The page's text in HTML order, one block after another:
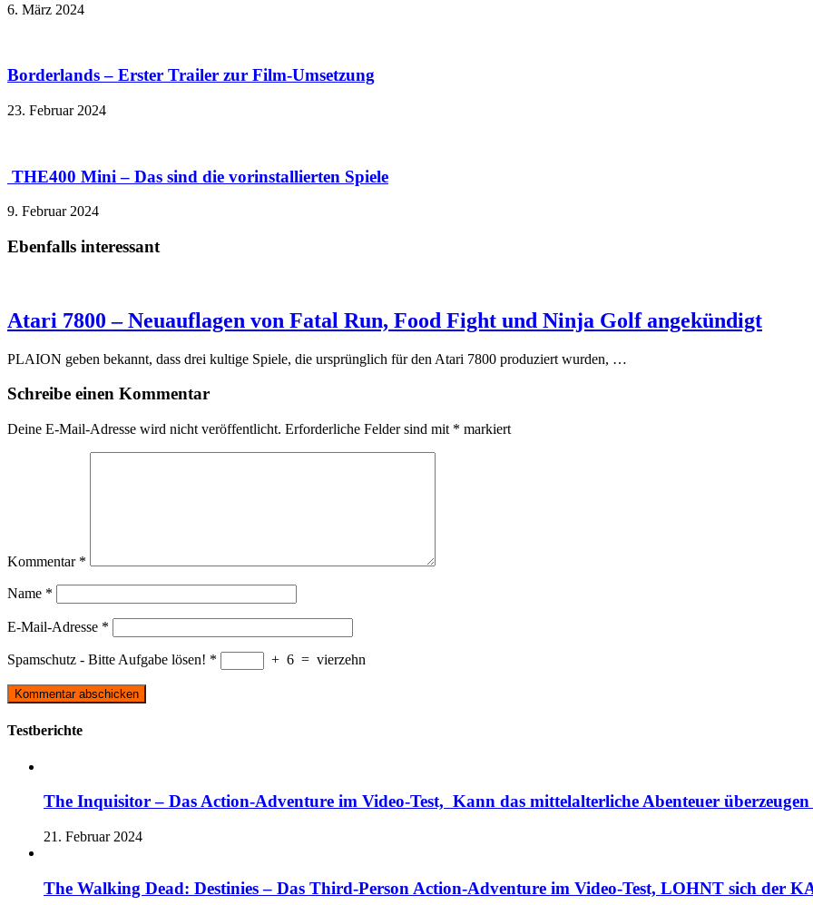
6. März 2024
Borderlands – Erster Trailer zur Film-Umsetzung
23. Februar 2024
THE400 Mini – Das sind die vorinstallierten Spiele
9. Februar 2024
Ebenfalls interessant
Atari 7800 – Neuauflagen von Fatal Run, Food Fight und Ninja Golf angekündigt
PLAION geben bekannt, dass drei kultige Spiele, die ursprünglich für den Atari 7800 produziert wurden, …
Schreibe einen Kommentar
Deine E-Mail-Adresse wird nicht veröffentlicht. Erforderliche Felder sind mit * markiert
Kommentar *
Name *
E-Mail-Adresse *
Spamschutz - Bitte Aufgabe lösen! * + 6 = vierzehn
Testberichte
The Inquisitor – Das Action-Adventure im Video-Test, Kann das mittelalterliche Abenteuer überzeugen
21. Februar 2024
The Walking Dead: Destinies – Das Third-Person Action-Adventure im Video-Test, LOHNT sich der